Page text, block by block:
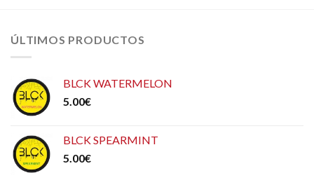
ÚLTIMOS PRODUCTOS
BLCK WATERMELON
5.00€
BLCK SPEARMINT
5.00€